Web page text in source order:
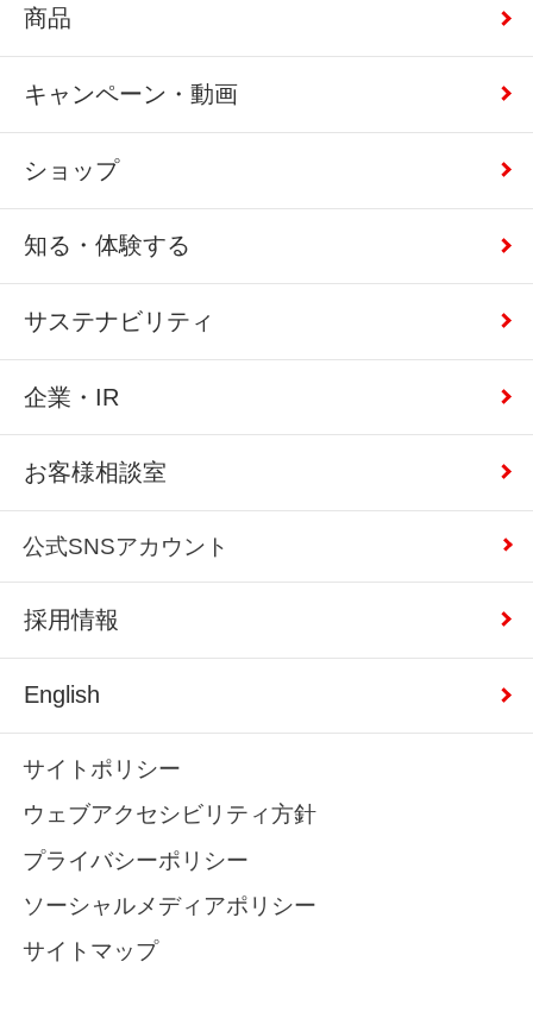
商品
キャンペーン・動画
ショップ
知る・体験する
サステナビリティ
企業・IR
お客様相談室
公式SNSアカウント
採用情報
English
サイトポリシー
ウェブアクセシビリティ方針
プライバシーポリシー
ソーシャルメディアポリシー
サイトマップ